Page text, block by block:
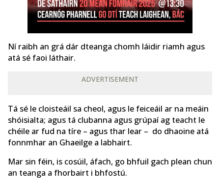
Ní raibh an grá dár dteanga chomh láidir riamh agus
atá sé faoi láthair.
ADVERTISEMENT
Tá sé le cloisteáil sa cheol, agus le feiceáil ar na meáin
shóisialta; agus tá clubanna agus grúpaí ag teacht le
chéile ar fud na tíre – agus thar lear – do dhaoine atá
fonnmhar an Ghaeilge a labhairt.
Mar sin féin, is cosúil, áfach, go bhfuil gach plean chun
an teanga a fhorbairt i bhfostú.